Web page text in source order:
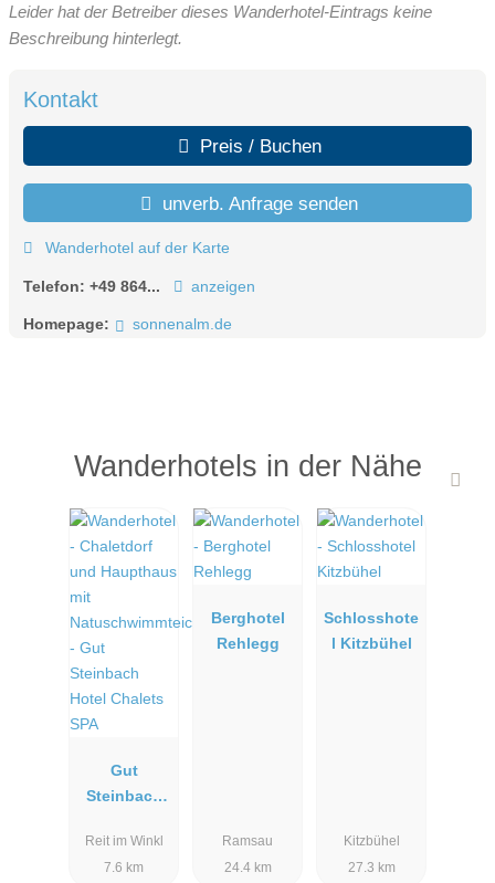
Leider hat der Betreiber dieses Wanderhotel-Eintrags keine
Beschreibung hinterlegt.
Kontakt
Preis / Buchen
unverb. Anfrage senden
Wanderhotel auf der Karte
Telefon: +49 864... anzeigen
Homepage: sonnenalm.de
Wanderhotels in der Nähe
Gut
Steinbach
Chalets SPA
Reit im Winkl
7.6 km
Berghotel
Rehlegg
Ramsau
24.4 km
Schlosshote
l Kitzbühel
Kitzbühel
27.3 km